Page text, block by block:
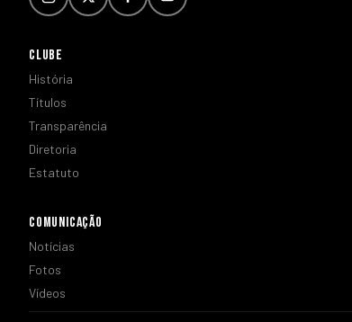
CLUBE
História
Títulos
Transparência
Diretoria
Estatuto
COMUNICAÇÃO
Notícias
Fotos
Vídeos